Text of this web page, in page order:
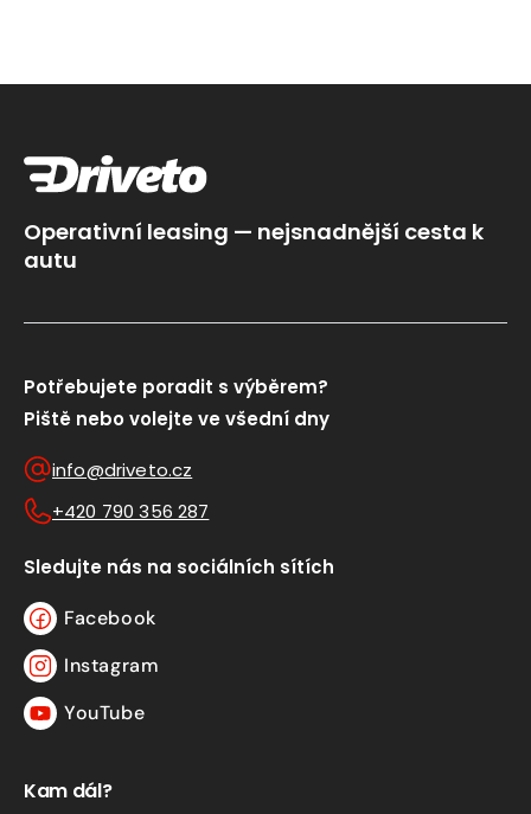
Operativní leasing — nejsnadnější cesta k
autu
Potřebujete poradit s výběrem?
Piště nebo volejte ve všední dny
info@driveto.cz
+420 790 356 287
Sledujte nás na sociálních sítích
Facebook
Facebook
Instagram
Instagram
YouTubeYouTube
Kam dál?